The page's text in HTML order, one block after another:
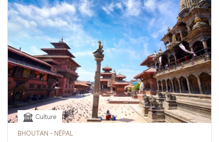
Culture
BHOUTAN - NÉPAL